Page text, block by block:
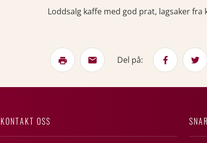
Loddsalg kaffe med god prat, lagsaker
Del på:
KONTAKT OSS